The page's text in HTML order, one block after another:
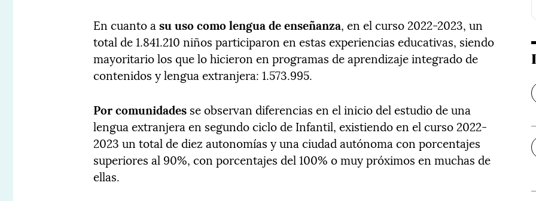
En cuanto asu uso como lengua de enseñanza, en el curso 2022-2023, un
total de 1.841.210 niños participaron en estas experiencias educativas, siendo
mayoritario los que lo hicieron en programas de aprendizaje integrado de
contenidos y lengua extranjera: 1.573.995.
Por comunidades se observan diferencias en el inicio del estudio de una
lengua extranjera en segundo ciclo de Infantil, existiendo en el curso 2022-
2023 un total de diez autonomías y una ciudad autónoma con porcentajes
superiores al 90%, con porcentajes del 100% o muy próximos en muchas de
ellas.